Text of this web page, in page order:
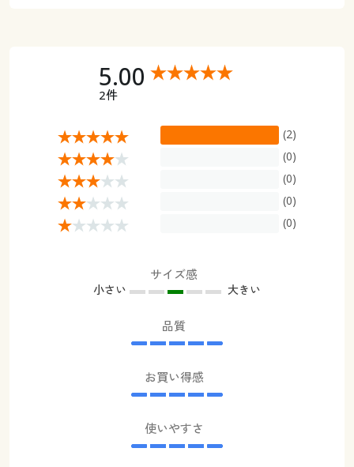
5.00
2件
(2)
(0)
(0)
(0)
(0)
サイズ感
小さい 大きい
品質
お買い得感
使いやすさ